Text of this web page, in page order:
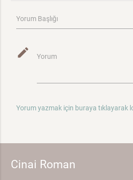
Yorum Başlığı
mode_edit Yorum
Yorum yazmak için buraya tıklayarak
Cinai Roman